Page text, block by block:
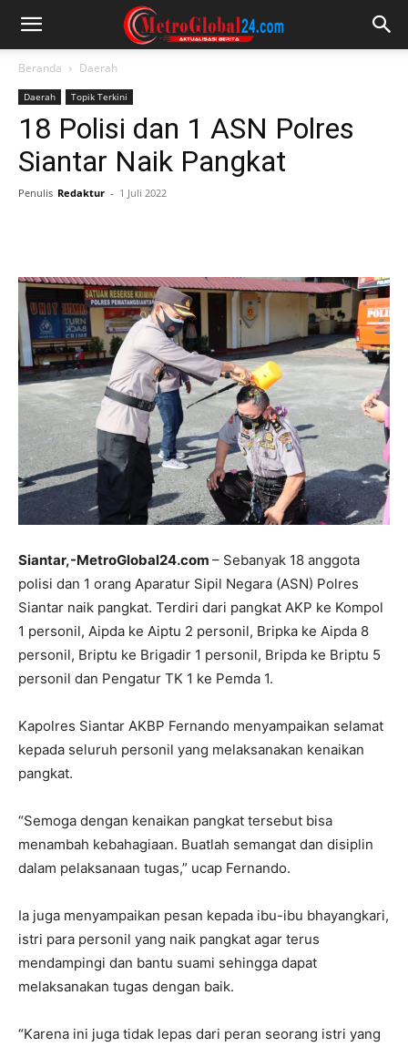
Beranda Daerah
Daerah Topik Terkini
18 Polisi dan 1 ASN Polres
Siantar Naik Pangkat
Penulis Redaktur - 1 Juli 2022
Siantar,-MetroGlobal24.com – Sebanyak 18 anggota
polisi dan 1 orang Aparatur Sipil Negara (ASN) Polres
Siantar naik pangkat. Terdiri dari pangkat AKP ke Kompol
1 personil, Aipda ke Aiptu 2 personil, Bripka ke Aipda 8
personil, Briptu ke Brigadir 1 personil, Bripda ke Briptu 5
personil dan Pengatur TK 1 ke Pemda 1.
Kapolres Siantar AKBP Fernando menyampaikan selamat
kepada seluruh personil yang melaksanakan kenaikan
pangkat.
“Semoga dengan kenaikan pangkat tersebut bisa
menambah kebahagiaan. Buatlah semangat dan disiplin
dalam pelaksanaan tugas,” ucap Fernando.
Ia juga menyampaikan pesan kepada ibu-ibu bhayangkari,
istri para personil yang naik pangkat agar terus
mendampingi dan bantu suami sehingga dapat
melaksanakan tugas dengan baik.
“Karena ini juga tidak lepas dari peran seorang istri yang